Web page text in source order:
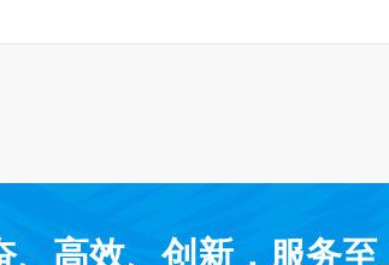
高效、创新，服务至